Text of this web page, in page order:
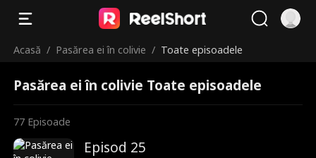
Acasă / Pasărea ei în colivie / Toate episoadele
Pasărea ei în colivie Toate episoadele
77 Episoade
Episod 25